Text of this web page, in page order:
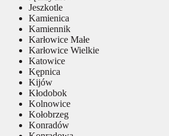
Jeszkotle
Kamienica
Kamiennik
Karłowice Małe
Karłowice Wielkie
Katowice
Kępnica
Kijów
Kłodobok
Kolnowice
Kołobrzeg
Konradów